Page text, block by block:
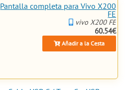
Pantalla completa para Vivo X200
FE
vivo X200 FE
60.54€
Añadir a la Cesta